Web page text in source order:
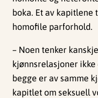
boka. Et av kapitlene
homofile parforhold.
– Noen tenker
kjønnsrelasjoner
begge er av samme
kapitlet om seksuell